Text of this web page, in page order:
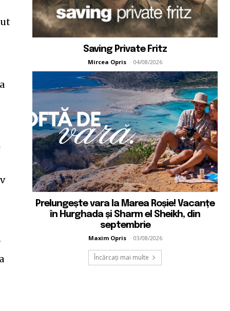
Saving Private Fritz
Mircea Opris - 04/08/2026
Prelungește vara la Marea Roșie! Vacanțe
în Hurghada și Sharm el Sheikh, din
septembrie
Maxim Opris - 03/08/2026
Încărcați mai multe